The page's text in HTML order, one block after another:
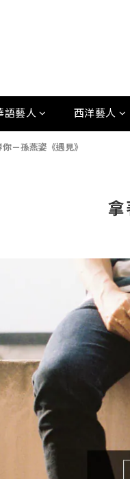
語藝人 西洋藝人
－孫燕姿《遇見》
拿